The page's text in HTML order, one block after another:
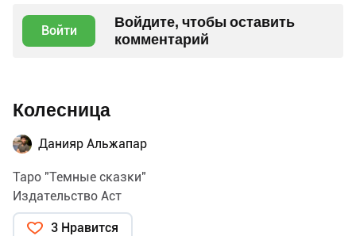
Войти
Войдите, чтобы оставить
комментарий
Колесница
Данияр Альжапар
Таро "Темные сказки"
Издательство Аст
3 Нравится